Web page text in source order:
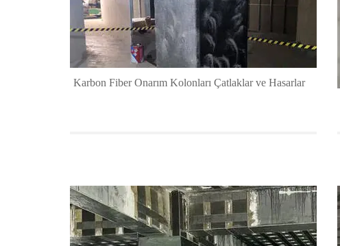
Karbon Fiber Onarım Kolonları Çatlaklar ve Hasarlar